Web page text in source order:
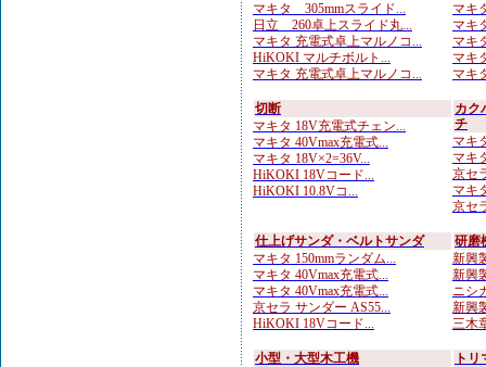
マキタ 305mmスライド...
日立 260卓上スライド丸...
マキタ 充電式卓上マルノコ...
HiKOKI マルチボルト...
マキタ 充電式卓上マルノコ...
マキ
マキ
マキ
マキ
マキ
切断
マキタ 18V充電式チェン...
マキタ 40Vmax充電式...
マキタ 18V×2=36V...
HiKOKI 18Vコード...
HiKOKI 10.8Vコ...
カク
チ
マキ
マキ
京セ
マキ
京セ
仕上げサンダ・ベルトサンダ
マキタ 150mmランダム...
マキタ 40Vmax充電式...
マキタ 40Vmax充電式...
京セラ サンダー AS55...
HiKOKI 18Vコード...
研磨
新興
新興
ニシ
新興
三木
小型・大型木工機
ト